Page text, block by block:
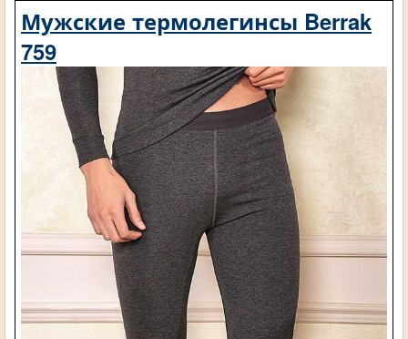
Мужские термолегинсы Berrak
759